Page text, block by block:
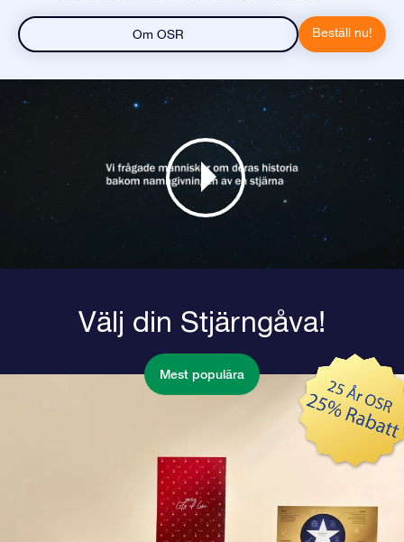
Om OSR Beställ nu!
Välj din Stjärngåva!
Mest populära